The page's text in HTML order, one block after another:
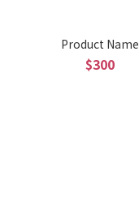
Product Name
$300